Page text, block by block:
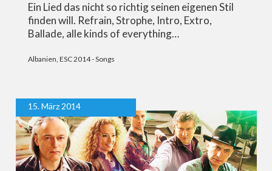
Ein Lied das nicht so richtig seinen eigenen Stil
finden will. Refrain, Strophe, Intro, Extro,
Ballade, alle kinds of everything…
Albanien, ESC 2014 - Songs
15. März 2014